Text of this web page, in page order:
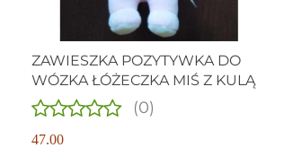
ZAWIESZKA POZYTYWKA DO
WÓZKA ŁÓŻECZKA MIŚ Z KULĄ
(0)
47.00